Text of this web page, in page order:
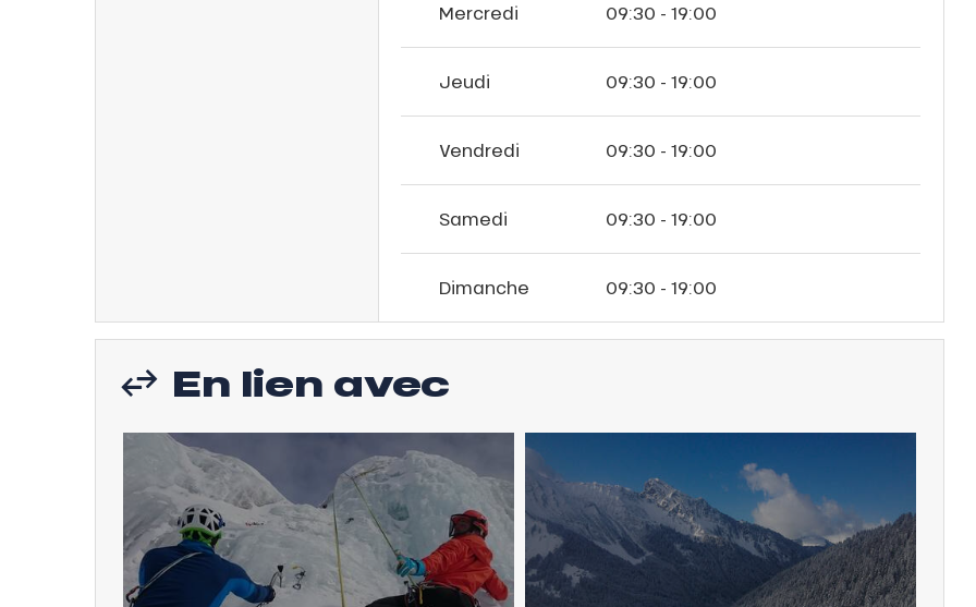
Mercredi 09:30 - 19:00
Jeudi 09:30 - 19:00
Vendredi 09:30 - 19:00
Samedi 09:30 - 19:00
Dimanche 09:30 - 19:00
En lien avec